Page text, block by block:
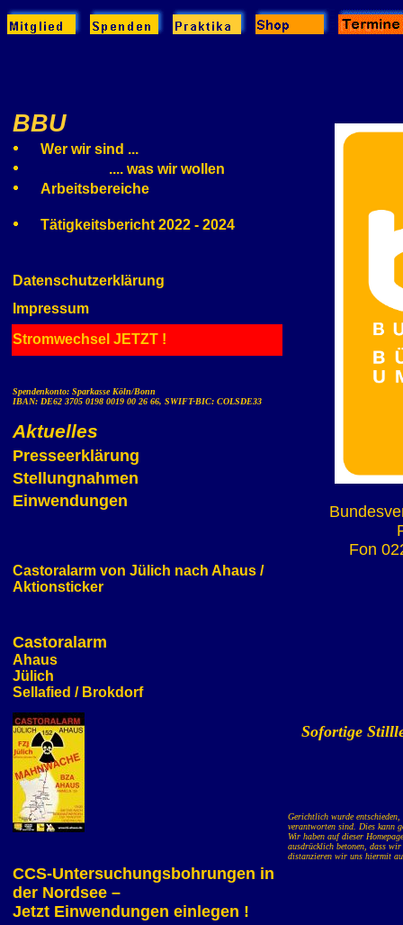
BBU
Wer wir sind ...
.... was wir wollen
Arbeitsbereiche
Tätigkeitsbericht 2022 - 2024
Datenschutzerklärung
Impressum
Stromwechsel JETZT !
Spendenkonto: Sparkasse Köln/Bonn
IBAN: DE62 3705 0198 0019 00 26 66, SWIFT-BIC: COLSDE33
Aktuelles
Presseerklärung
Stellungnahmen
Einwendungen
Castoralarm von Jülich nach Ahaus /
Aktionsticker
Castoralarm
Ahaus
Jülich
Sellafied / Brokdorf
CCS-Untersuchungsbohrungen in
der Nordsee –
Jetzt Einwendungen einlegen !
Fon
Sofortige
Gerichtlich wurde
verantworten sind. Dies kann
Wir haben auf dieser
ausdrücklich betonen, dass
distanzieren wir uns hiermit